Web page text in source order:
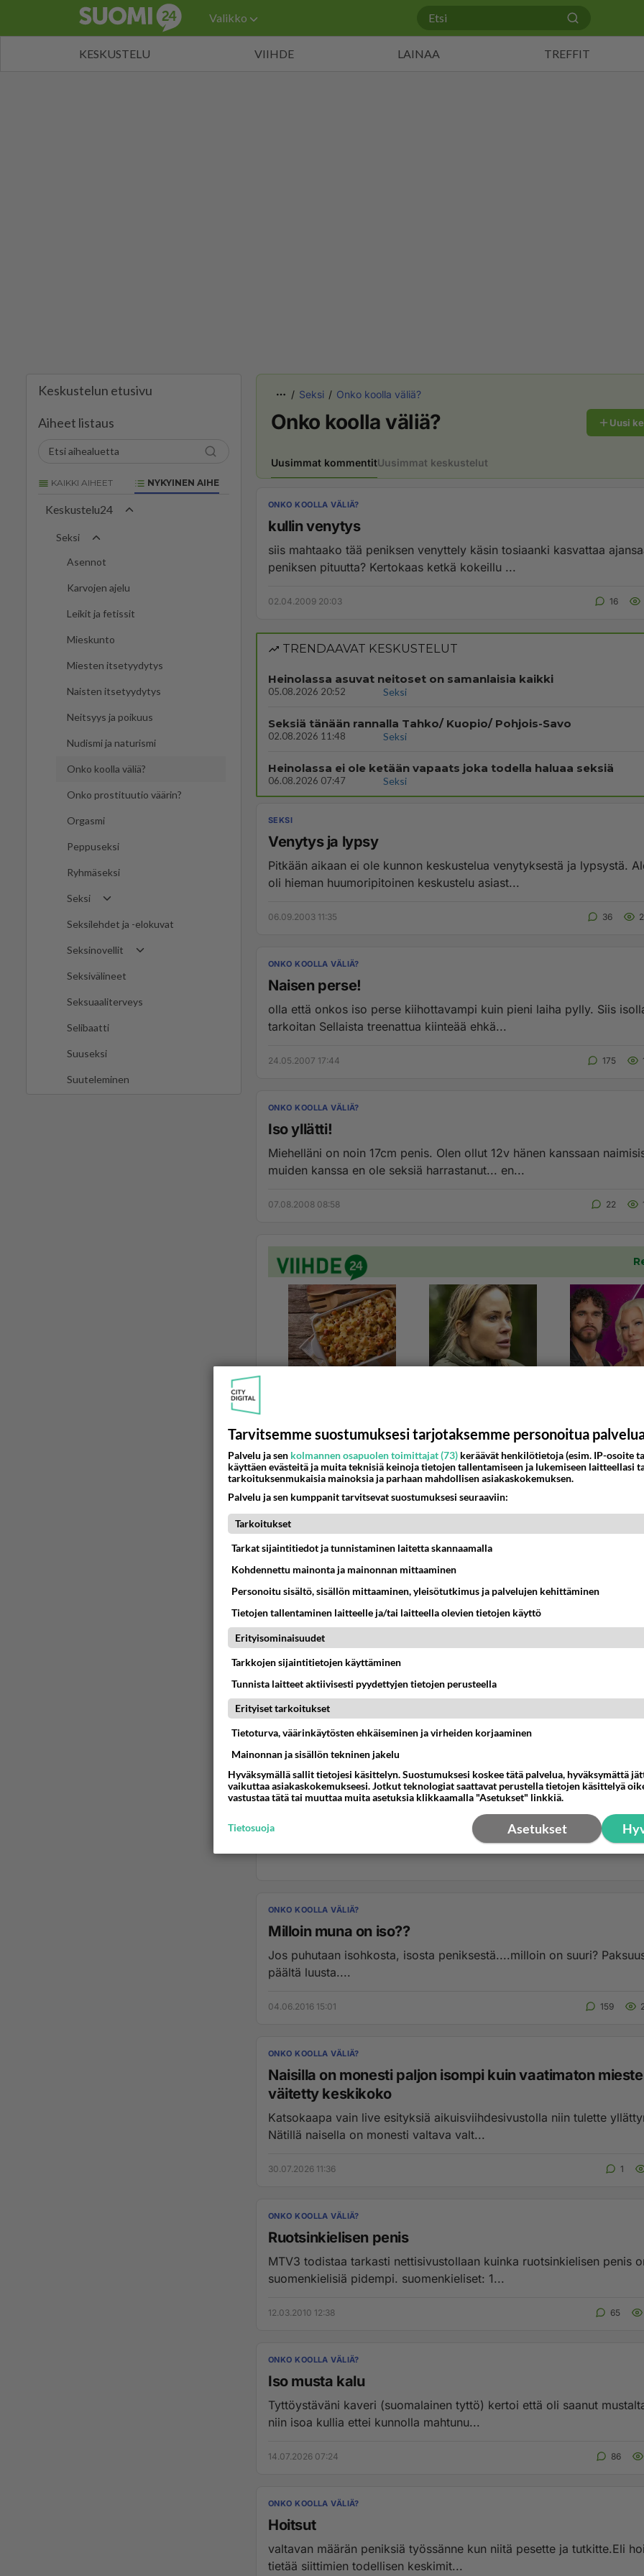
Valikko
KESKUSTELU VIIHDE LAINAA TREFFIT
Keskustelun etusivu
Aiheet listaus
KAIKKI AIHEET NYKYINEN AIHE
Keskustelu24
Seksi
Asennot
Karvojen ajelu
Leikit ja fetissit
Mieskunto
Miesten itsetyydytys
Naisten itsetyydytys
Neitsyys ja poikuus
Nudismi ja naturismi
Onko koolla väliä?
Onko prostituutio väärin?
Orgasmi
Peppuseksi
Ryhmäseksi
Seksi
Seksilehdet ja -elokuvat
Seksinovellit
Seksivälineet
Seksuaaliterveys
Selibaatti
Suuseksi
Suuteleminen
Seksi Onko koolla väliä?
Onko koolla väliä? Uusi
Uusimmat kommentitUusimmat keskustelut
ONKO KOOLLA VÄLIÄ?
kullin venytys
siis mahtaako tää peniksen venyttely käsin tosiaanki kasvattaa
peniksen pituutta? Kertokaas ketkä kokeillu ...
02.04.2009 20:03 16
TRENDAAVAT KESKUSTELUT
Heinolassa asuvat neitoset on samanlaisia kaikki
05.08.2026 20:52 Seksi
Seksiä tänään rannalla Tahko/ Kuopio/ Pohjois-Savo
02.08.2026 11:48 Seksi
Heinolassa ei ole ketään vapaats joka todella haluaa seksiä
06.08.2026 07:47 Seksi
SEKSI
Venytys ja lypsy
Pitkään aikaan ei ole kunnon keskustelua venytyksestä ja lypsystä.
oli hieman huumoripitoinen keskustelu asiast...
06.09.2003 11:35 36
ONKO KOOLLA VÄLIÄ?
Naisen perse!
olla että onkos iso perse kiihottavampi kuin pieni laiha pylly. Siis
tarkoitan Sellaista treenattua kiinteää ehkä...
24.05.2007 17:44 175
ONKO KOOLLA VÄLIÄ?
Iso yllätti!
Miehelläni on noin 17cm penis. Olen ollut 12v hänen kanssaan
muiden kanssa en ole seksiä harrastanut... en...
07.08.2008 08:58 22
ONKO KOOLLA VÄLIÄ?
Piti ihan mitata tuo oma kulli kun koosta on niin paljon puhetta. Oma
näköjään 17.5x 4.8cm. Ympärys mitta oli 15cm. S...
03.08.2026 02:16
ONKO KOOLLA VÄLIÄ?
Milloin muna on iso??
Jos puhutaan isohkosta, isosta peniksestä....milloin on suuri? Paksuus, pituus
päältä luusta....
04.06.2016 15:01 159
ONKO KOOLLA VÄLIÄ?
Naisilla on monesti paljon isompi kuin vaatimaton
väitetty keskikoko
Katsokaapa vain live esityksiä aikuisviihdesivustolla niin tulette
Nätillä naisella on monesti valtava valt...
30.07.2026 11:36 1
ONKO KOOLLA VÄLIÄ?
Ruotsinkielisen penis
MTV3 todistaa tarkasti nettisivustollaan kuinka ruotsinkielisen penis
suomenkielisiä pidempi. suomenkieliset: 1...
12.03.2010 12:38 65
ONKO KOOLLA VÄLIÄ?
Iso musta kalu
Tyttöystäväni kaveri (suomalainen tyttö) kertoi että oli saanut
niin isoa kullia ettei kunnolla mahtunu...
14.07.2026 07:24 86
ONKO KOOLLA VÄLIÄ?
Hoitsut
valtavan määrän peniksiä työssänne kun niitä pesette ja tutkitte.Eli
tietää siittimien todellisen keskimit...
Tarvitsemme suostumuksesi tarjotaksemme personoitua
Palvelu ja sen kolmannen osapuolen toimittajat (73) keräävät henkilötietoja (esim. IP-osoite
käyttäen evästeitä ja muita teknisiä keinoja tietojen tallentamiseen ja lukemiseen laitteellasi
tarkoituksenmukaisia mainoksia ja parhaan mahdollisen asiakaskokemuksen.
Palvelu ja sen kumppanit tarvitsevat suostumuksesi seuraaviin:
Tarkoitukset
Tarkat sijaintitiedot ja tunnistaminen laitetta skannaamalla
Kohdennettu mainonta ja mainonnan mittaaminen
Personoitu sisältö, sisällön mittaaminen, yleisötutkimus ja palvelujen kehittäminen
Tietojen tallentaminen laitteelle ja/tai laitteella olevien tietojen käyttö
Erityisominaisuudet
Tarkkojen sijaintitietojen käyttäminen
Tunnista laitteet aktiivisesti pyydettyjen tietojen perusteella
Erityiset tarkoitukset
Tietoturva, väärinkäytösten ehkäiseminen ja virheiden korjaaminen
Mainonnan ja sisällön tekninen jakelu
Hyväksymällä sallit tietojesi käsittelyn. Suostumuksesi koskee tätä palvelua, hyväksymättä
vaikuttaa asiakaskokemukseesi. Jotkut teknologiat saattavat perustella tietojen käsittelyä
vastustaa tätä tai muuttaa muita asetuksia klikkaamalla "Asetukset" linkkiä.
Asetukset
Tietosuoja